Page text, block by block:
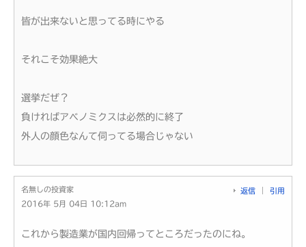
皆が出来ないと思ってる時にやる
それこそ効果絶大
選挙だぜ？
負ければアベノミクスは必然的に終了
外人の顔色なんて伺ってる場合じゃない
名無しの投資家
2016年 5月 04日 10:12am
返信 引用
これから製造業が国内回帰ってところだったのにね。